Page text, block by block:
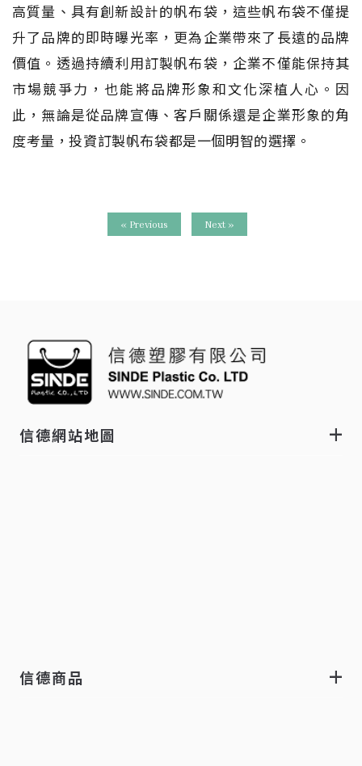
高質量、具有創新設計的帆布袋，這些帆布袋不僅提
升了品牌的即時曝光率，更為企業帶來了長遠的品牌
價值。透過持續利用訂製帆布袋，企業不僅能保持其
市場競爭力，也能將品牌形象和文化深植人心。因
此，無論是從品牌宣傳、客戶關係還是企業形象的角
度考量，投資訂製帆布袋都是一個明智的選擇。
« Previous Next »
信德網站地圖
信德商品